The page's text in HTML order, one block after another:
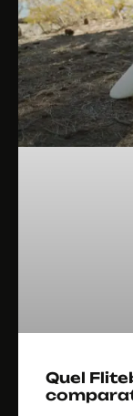
Quel